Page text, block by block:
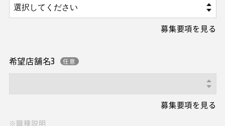
募集要項を見る
希望店舗名3
募集要項を見る
※職種説明